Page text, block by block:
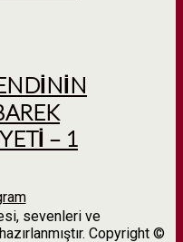
– 1
sevenleri ve
Copyright ©